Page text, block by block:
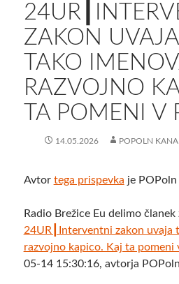
ZAKON
TAKO
RAZVOJNO
TA POMENI V
14.05.2026 POPOLN
Avtor tega prispevka je POPoln
Radio Brežice Eu delimo članek
24UR┃Interventni zakon uvaja
razvojno kapico. Kaj ta pomeni
05-14 15:30:16, avtorja